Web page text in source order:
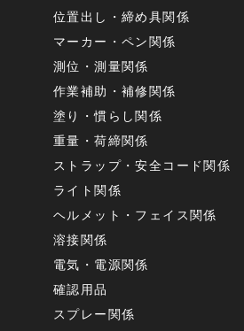
位置出し・締め具関係
マーカー・ペン関係
測位・測量関係
作業補助・補修関係
塗り・慣らし関係
重量・荷締関係
ストラップ・安全コード関係
ライト関係
ヘルメット・フェイス関係
溶接関係
電気・電源関係
確認用品
スプレー関係